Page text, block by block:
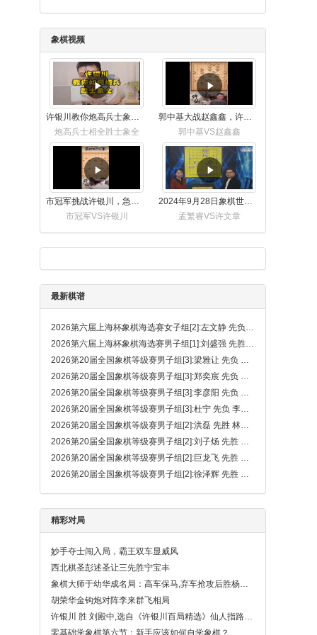
象棋视频
许银川教你炮高兵士象全如何赢士象全，简单四步即可
炮高兵士相全胜士象全
郭中基大战赵鑫鑫，许银川激情讲解
郭中基VS赵鑫鑫
市冠军挑战许银川，急进中兵变化真激烈！
市冠军VS许银川
2024年9月28日象棋世界栏目，刘君、蒋川讲解了第九届杨官璘杯象棋公开赛孟繁睿与许文章的对局
孟繁睿VS许文章
最新棋谱
2026第六届上海杯象棋海选赛女子组[2]:左文静 先负 唐丹
2026第六届上海杯象棋海选赛男子组[1]:刘盛强 先胜 赵攀伟（大漏着）
2026第20届全国象棋等级赛男子组[3]:梁雅让 先负 徐泽辉
2026第20届全国象棋等级赛男子组[3]:郑奕宸 先负 姚勤贺
2026第20届全国象棋等级赛男子组[3]:李彦阳 先负 解龙昊
2026第20届全国象棋等级赛男子组[3]:杜宁 先负 李秉臻
2026第20届全国象棋等级赛男子组[2]:洪磊 先胜 林煜昊
2026第20届全国象棋等级赛男子组[2]:刘子炀 先胜 周珂
2026第20届全国象棋等级赛男子组[2]:巨龙飞 先胜 赵勇霖
2026第20届全国象棋等级赛男子组[2]:徐泽辉 先胜 崔航
精彩对局
妙手夺士闯入局，霸王双车显威风
西北棋圣彭述圣让三先胜宁宝丰
象棋大师于幼华成名局：高车保马,弃车抢攻后胜杨官璘
胡荣华金钩炮对阵李来群飞相局
许银川 胜 刘殿中,选自《许银川百局精选》仙人指路对卒底炮
零基础学象棋第六节：新手应该如何自学象棋？